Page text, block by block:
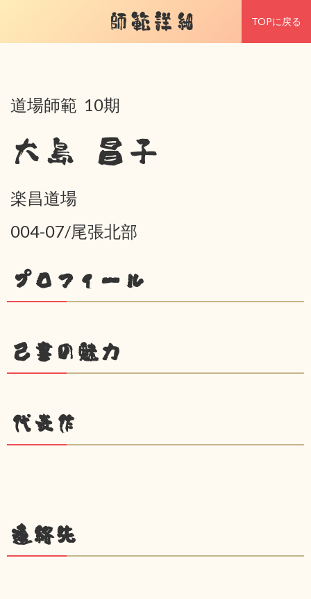
師範詳細 TOPに戻る
道場師範 10期
大島 昌子
楽昌道場
004-07/尾張北部
プロフィール
己書の魅力
代表作
連絡先